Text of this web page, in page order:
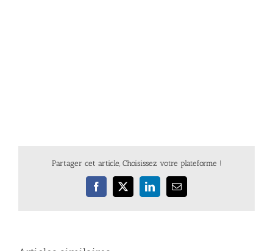
Partager cet article, Choisissez votre plateforme !
Facebook
X LinkedInEmail